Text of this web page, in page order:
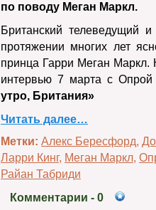
по поводу Меган Маркл.
Британский телеведущий
протяжении многих лет
принца Гарри Меган Маркл.
интервью 7 марта с
утро, Британия»
Читать далее…
Метки: Алекс Бересфорд,
Ларри Кинг, Меган Маркл,
Райан Табриди
Комментарии - 0